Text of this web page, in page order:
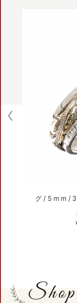
グ/5mm/